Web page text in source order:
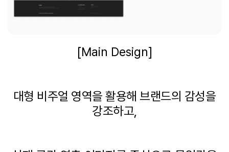
[Main Design]
대형 비주얼 영역을 활용해 브랜드의 감성을
강조하고,